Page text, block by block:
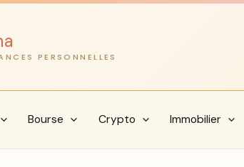
PERSONNELLES
Bourse Crypto Immobilier